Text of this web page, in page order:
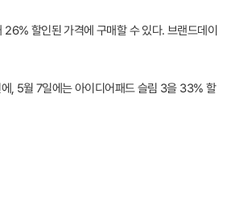
할인된 가격에 구매할 수 있다. 브랜드데이
, 5월 7일에는 아이디어패드 슬림 3을 33% 할